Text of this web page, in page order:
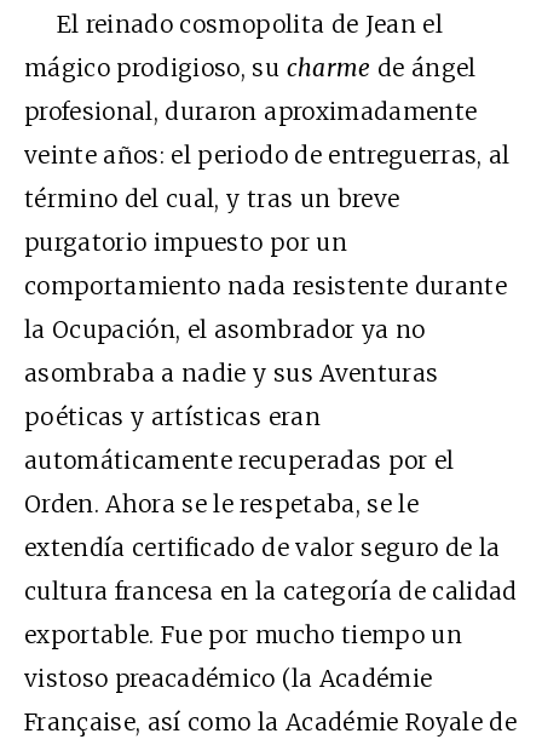
El reinado cosmopolita de Jean el
mágico prodigioso, su charme de ángel
profesional, duraron aproximadamente
veinte años: el periodo de entreguerras, al
término del cual, y tras un breve
purgatorio impuesto por un
comportamiento nada resistente durante
la Ocupación, el asombrador ya no
asombraba a nadie y sus Aventuras
poéticas y artísticas eran
automáticamente recuperadas por el
Orden. Ahora se le respetaba, se le
extendía certificado de valor seguro de la
cultura francesa en la categoría de calidad
exportable. Fue por mucho tiempo un
vistoso preacadémico (la Académie
Française, así como la Académie Royale de